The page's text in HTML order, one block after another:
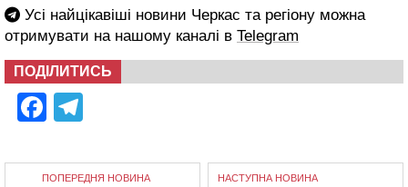
Усі найцікавіші новини Черкас та регіону можна
отримувати на нашому каналі в Telegram
ПОДІЛИТИСЬ
Facebook
ПОПЕРЕДНЯ НОВИНА НАСТУПНА НОВИНА